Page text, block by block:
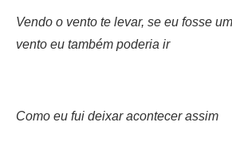
Vendo o vento te levar, se eu fosse
vento eu também poderia ir
Como eu fui deixar acontecer assim